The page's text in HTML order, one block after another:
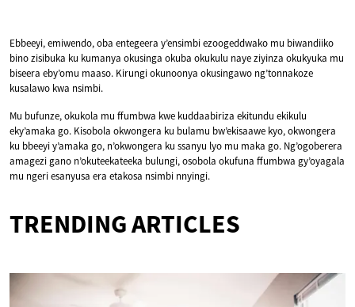
Ebbeeyi, emiwendo, oba entegeera y’ensimbi ezoogeddwako mu biwandiiko
bino zisibuka ku kumanya okusinga okuba okukulu naye ziyinza okukyuka mu
biseera eby’omu maaso. Kirungi okunoonya okusingawo ng’tonnakoze
kusalawo kwa nsimbi.
Mu bufunze, okukola mu ffumbwa kwe kuddaabiriza ekitundu ekikulu
eky’amaka go. Kisobola okwongera ku bulamu bw’ekisaawe kyo, okwongera
ku bbeeyi y’amaka go, n’okwongera ku ssanyu lyo mu maka go. Ng’ogoberera
amagezi gano n’okuteekateeka bulungi, osobola okufuna ffumbwa gy’oyagala
mu ngeri esanyusa era etakosa nsimbi nnyingi.
TRENDING ARTICLES